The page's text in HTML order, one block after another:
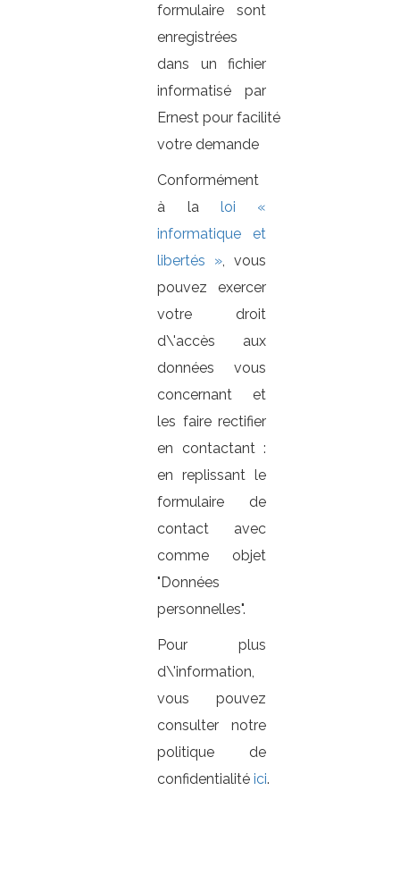
formulaire sont
enregistrées
dans un fichier
informatisé par
Ernest pour facilité
votre demande
Conformément
à laloi «
informatique et
libertés », vous
pouvez exercer
votre droit
d\'accès aux
données vous
concernant et
les faire rectifier
en contactant :
en replissant le
formulaire de
contact avec
comme objet
"Données
personnelles".
Pour plus
d\'information,
vous pouvez
consulter notre
politique de
confidentialitéici.